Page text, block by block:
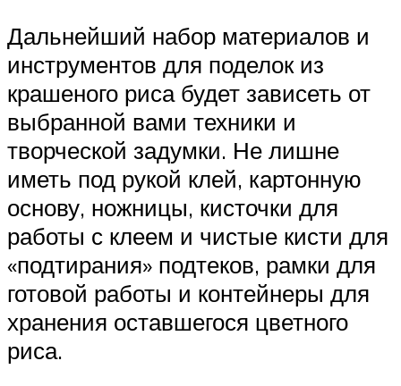
Дальнейший набор материалов и
инструментов для поделок из
крашеного риса будет зависеть от
выбранной вами техники и
творческой задумки. Не лишне
иметь под рукой клей, картонную
основу, ножницы, кисточки для
работы с клеем и чистые кисти для
«подтирания» подтеков, рамки для
готовой работы и контейнеры для
хранения оставшегося цветного
риса.